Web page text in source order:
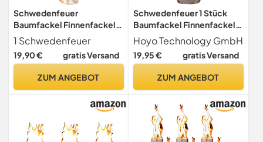
Schwedenfeuer
Baumfackel Finnenfackel
Gartenfackel Fackel H 60
cm D 15-20 cm
1 Schwedenfeuer
19,90 € gratis Versand
ZUM ANGEBOT
Schwedenfeuer 1 Stück
Baumfackel Finnenfackel
Gartenfackel Fackel H 35
cm D 14-20 cm
Hoyo Technology GmbH
19,95 € gratis Versand
ZUM ANGEBOT